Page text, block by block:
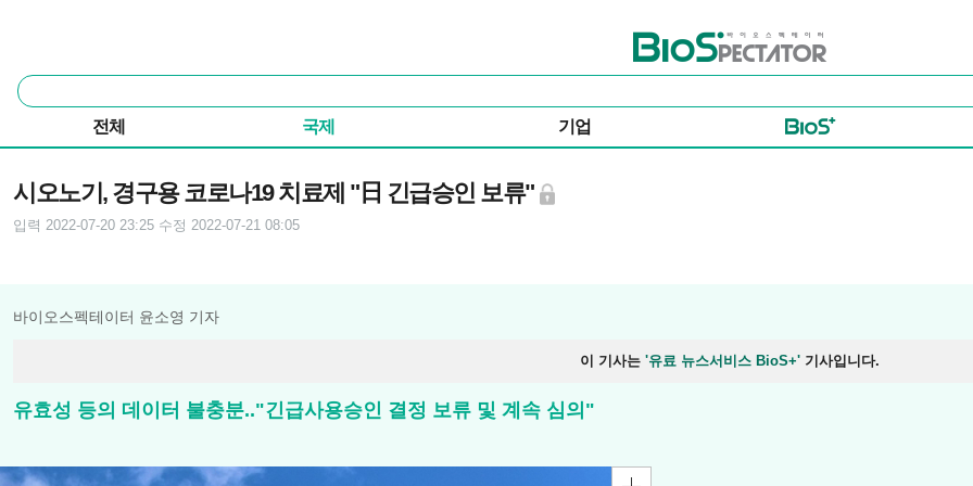
바이오스펙테이터
통
합
색
전체 국제 기업
시오노기, 경구용 코로나19 치료제 "日 긴급승인 보류"
입력 2022-07-20 23:25 수정 2022-07-21 08:05
바이오스펙테이터 윤소영 기자
이 기사는 '유료 뉴스서비스 BioS+' 기사입니다.
유효성 등의 데이터 불충분.."긴급사용승인 결정 보류 및 계속 심의"